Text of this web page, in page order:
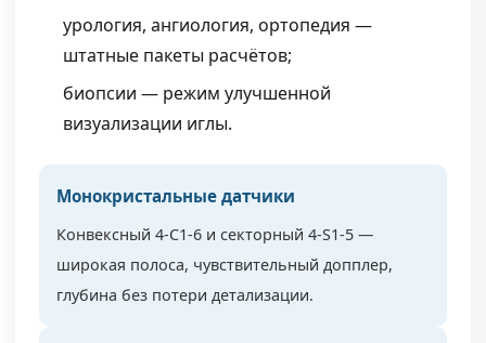
урология, ангиология, ортопедия —
штатные пакеты расчётов;
биопсии — режим улучшенной
визуализации иглы.
Монокристальные датчики
Конвексный 4-C1-6 и секторный 4-S1-5 —
широкая полоса, чувствительный допплер,
глубина без потери детализации.